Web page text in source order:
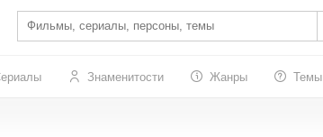
Знаменитости Жанры Темы